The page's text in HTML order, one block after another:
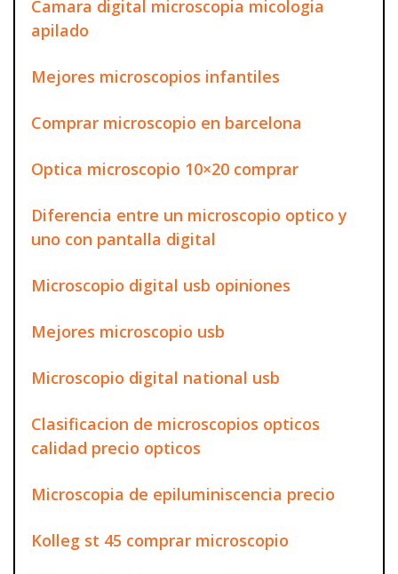
Camara digital microscopia micologia
apilado
Mejores microscopios infantiles
Comprar microscopio en barcelona
Optica microscopio 10×20 comprar
Diferencia entre un microscopio optico y
uno con pantalla digital
Microscopio digital usb opiniones
Mejores microscopio usb
Microscopio digital national usb
Clasificacion de microscopios opticos
calidad precio opticos
Microscopia de epiluminiscencia precio
Kolleg st 45 comprar microscopio